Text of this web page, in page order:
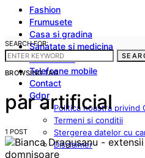
Fashion
Frumusete
Casa si gradina
Sanatate si medicina
Cum sa fac
Telefoane mobile
Contact
Gdpr
Politica noastra privind
Termeni si conditii
Stergerea datelor cu
Disclaimer
SEARCH FOR:
BROWSING TAG
par artificial
1 POST